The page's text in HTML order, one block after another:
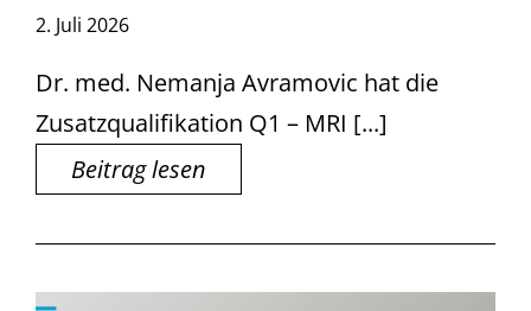
2. Juli 2026
Dr. med. Nemanja Avramovic hat die
Zusatzqualifikation Q1 – MRI [...]
Beitrag lesen